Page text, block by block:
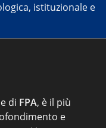
istituzionale e
di FPA, è il più
e